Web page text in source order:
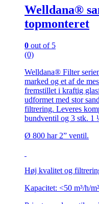
Welldana®
topmonteret
0 out of 5
(0)
Welldana® Filter
marked og et af de
fremstillet i kraftig
udformet med stor
filtrering. Leveres
bundventil og 3 stk. 1
Ø 800 har 2” ventil.
Høj kvalitet og
Kapacitet: <50 m³/h/